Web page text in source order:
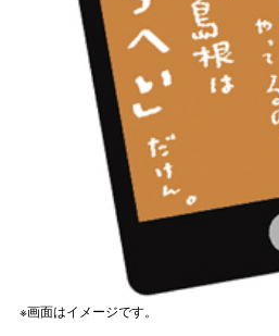
※画面はイメージです。